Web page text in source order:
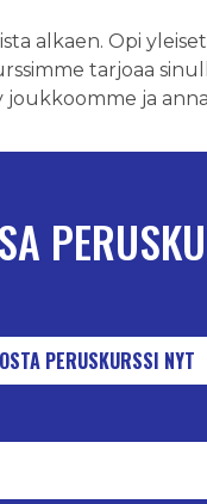
alkaen. Opi
tarjoaa
joukkoomme ja
OSTA PERUSKURSSI NYT